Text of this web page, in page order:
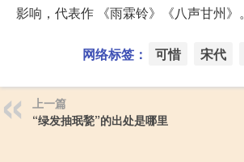
影响，代表作 《雨霖铃》《八声甘州》。
网络标签： 可惜 宋代
上一篇
“绿发抽珉甃”的出处是哪里